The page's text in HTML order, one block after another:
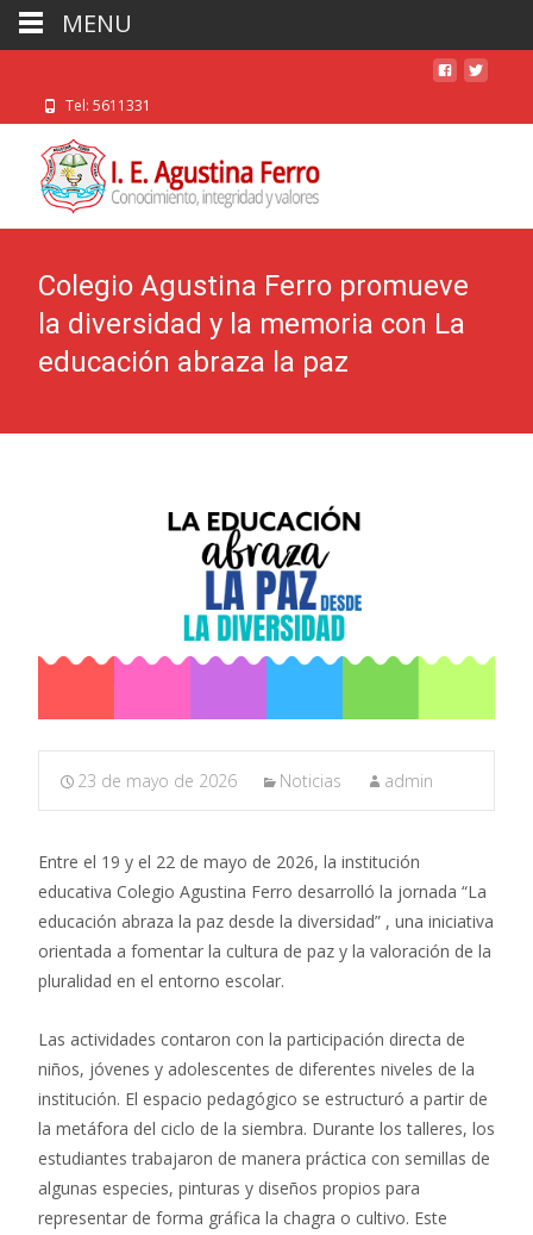
Tel: 5611331
Colegio Agustina Ferro promueve
la diversidad y la memoria con La
educación abraza la paz
23 de mayo de 2026 Noticias admin
Entre el 19 y el 22 de mayo de 2026, la institución
educativa Colegio Agustina Ferro desarrolló la jornada “La
educación abraza la paz desde la diversidad” , una iniciativa
orientada a fomentar la cultura de paz y la valoración de la
pluralidad en el entorno escolar.
Las actividades contaron con la participación directa de
niños, jóvenes y adolescentes de diferentes niveles de la
institución. El espacio pedagógico se estructuró a partir de
la metáfora del ciclo de la siembra. Durante los talleres, los
estudiantes trabajaron de manera práctica con semillas de
algunas especies, pinturas y diseños propios para
representar de forma gráfica la chagra o cultivo. Este
MENU